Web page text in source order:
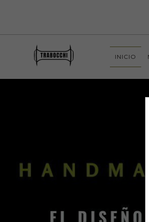
INICIO